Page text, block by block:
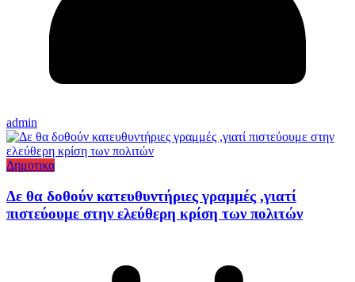
admin
Δημοτικα
Δε θα δοθούν κατευθυντήριες γραμμές ,γιατί
πιστεύουμε στην ελεύθερη κρίση των πολιτών